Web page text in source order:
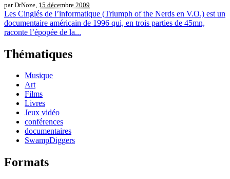
par DrNoze, 15 décembre 2009
Les Cinglés de l’informatique (Triumph of the Nerds en V.O.) est un
documentaire américain de 1996 qui, en trois parties de 45mn,
raconte l’épopée de la...
Thématiques
Musique
Art
Films
Livres
Jeux vidéo
conférences
documentaires
SwampDiggers
Formats